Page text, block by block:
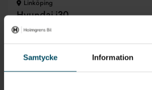
Samtycke Information
Linköping
Hyundai i30
Kombi 1.0 T-GDi MHEV DCT Essential
Pris Finansiering